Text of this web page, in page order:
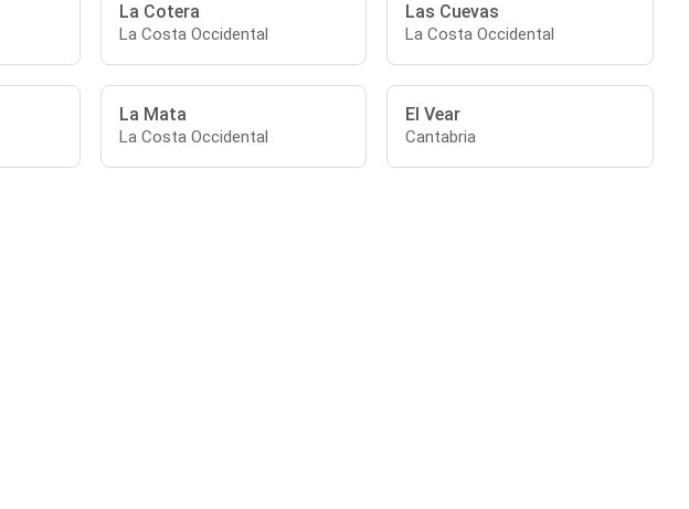
La Cotera
La Costa Occidental
Las Cuevas
La Costa Occidental
La Mata
La Costa Occidental
El Vear
Cantabria